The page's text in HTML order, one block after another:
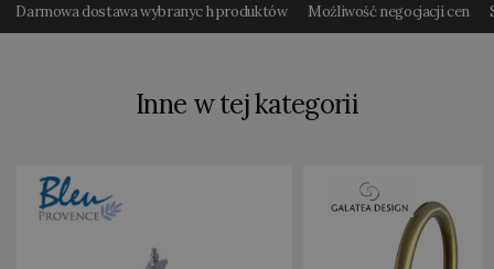
Darmowa dostawa wybranyc h produktów Możliwość negocjacji cen
Inne w tej kategorii